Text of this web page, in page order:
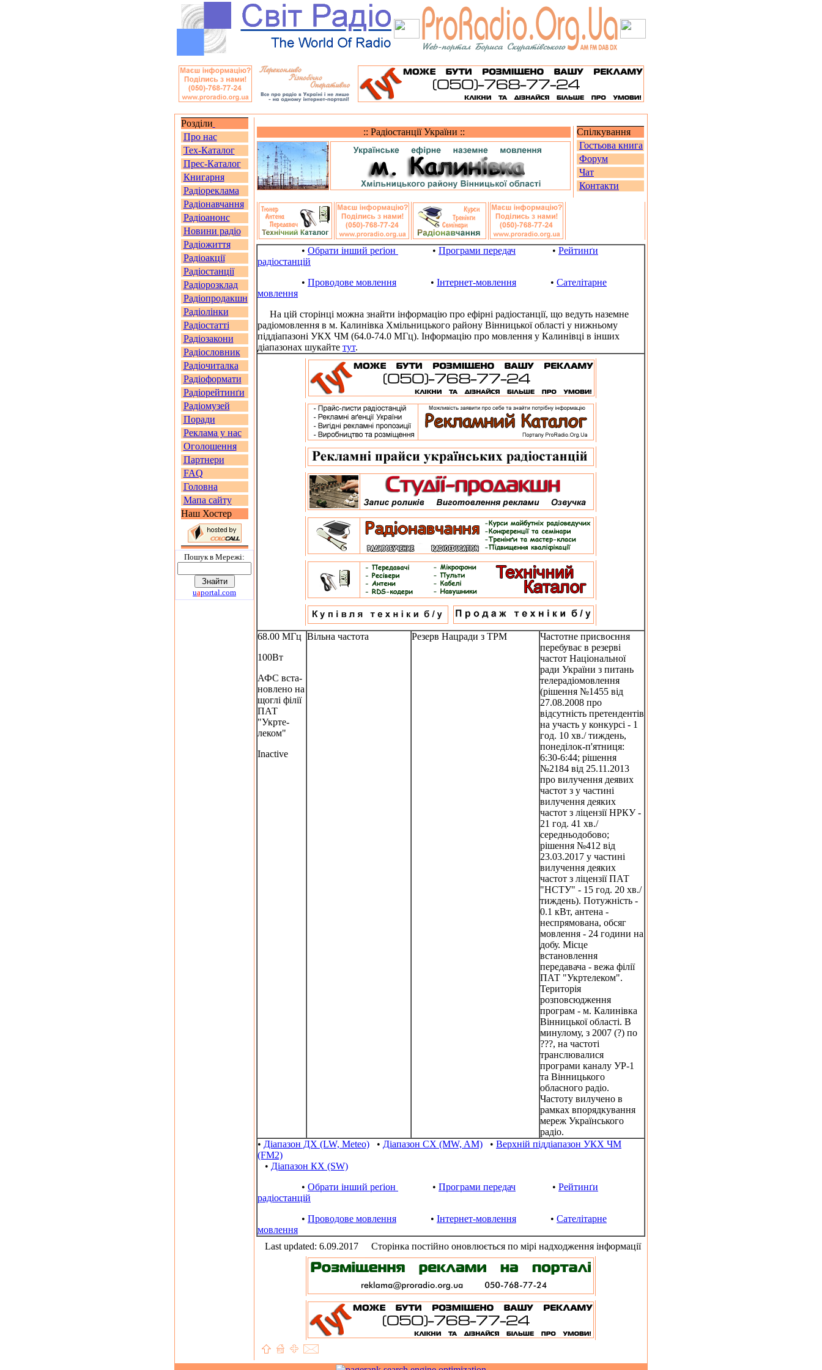
Розділи
Про нас
Тех-Каталог
Прес-Каталог
Книгарня
Радіореклама
Радіонавчання
Радіоанонс
Новини радіо
Радіожиття
Радіоакції
Радіостанції
Радіорозклад
Радіопродакшн
Радіолінки
Радіостатті
Радіозакони
Радіословник
Радіочиталка
Радіоформати
Радіорейтинґи
Радіомузей
Поради
Реклама у нас
Оголошення
Партнери
FAQ
Головна
Мапа сайту
Наш Хостер
Пошук в Мережi:
uaportal.com
Спілкування
Гостьова книга
Форум
Чат
Контакти
:: Радіостанції України ::
• Обрати інший реґіон • Програми передач • Рейтинґи
радіостанцій
• Проводове мовлення • Інтернет-мовлення • Сателітарне
мовлення
На цій сторінці можна знайти інформацію про ефірні радіостанції, що ведуть наземне
радіомовлення в м. Калинівка Хмільницького району Вінницької області у нижньому
піддіапазоні УКХ ЧМ (64.0-74.0 МГц). Інформацію про мовлення у Калинівці в інших
діапазонах шукайте тут.
68.00 МГц
100Вт
АФС вста-
новлено на
щоглі філії
ПАТ
"Укрте-
леком"
Inactive
Вільна частота Резерв Нацради з ТРМ
Частотне присвоєння
перебуває в резерві
частот Національної
ради України з питань
телерадіомовлення
(рішення №1455 від
27.08.2008 про
відсутність претендентів
на участь у конкурсі - 1
год. 10 хв./ тиждень,
понеділок-п'ятниця:
6:30-6:44; рішення
№2184 від 25.11.2013
про вилучення деявих
частот з у частині
вилучення деяких
частот з ліцензії НРКУ -
21 год. 41 хв./
середньодобово;
рішення №412 від
23.03.2017 у частині
вилучення деяких
частот з ліцензії ПАТ
"НСТУ" - 15 год. 20 хв./
тиждень). Потужність -
0.1 кВт, антена -
неспрямована, обсяг
мовлення - 24 години на
добу. Місце
встановлення
передавача - вежа філії
ПАТ "Укртелеком".
Територія
розповсюдження
програм - м. Калинівка
Вінницької області. В
минулому, з 2007 (?) по
???, на частоті
транслювалися
програми каналу УР-1
та Вінницького
обласного радіо.
Частоту вилучено в
рамках впорядкування
мереж Українського
радіо.
• Діапазон ДХ (LW, Meteo) • Діапазон СХ (MW, AM) • Верхній піддіапазон УКХ ЧМ
(FM2)
• Діапазон КХ (SW)
• Обрати інший реґіон • Програми передач • Рейтинґи
радіостанцій
• Проводове мовлення • Інтернет-мовлення • Сателітарне
мовлення
Last updated: 6.09.2017
Сторінка постійно оновлюється по мірі надходження інформації